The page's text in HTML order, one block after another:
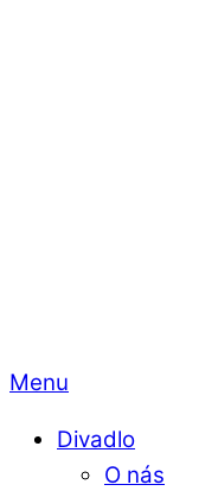
Menu
Divadlo
O nás